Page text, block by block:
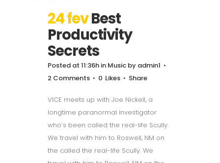
24 fevBest
Productivity
Secrets
Posted at 11:36h in Music by admin1
2 Comments
0 Likes Share
VICE meets up with Joe Nickell, a
longtime paranormal investigator
who’s been called the real-life Scully.
We travel with him to Roswell, NM on
the called the real-life Scully. We